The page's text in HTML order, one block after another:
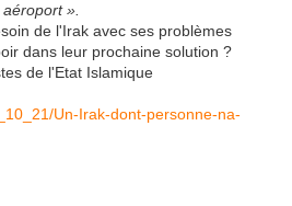
».
de l'Irak avec ses problèmes
dans leur prochaine solution ?
de l'Etat Islamique
Un-Irak-dont-personne-na-